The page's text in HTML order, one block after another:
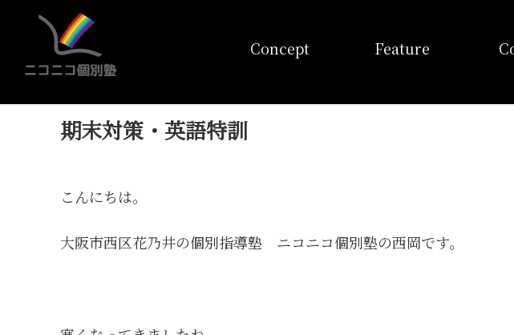
Concept
Feature
期末対策・英語特訓
こんにちは。
大阪市西区花乃井の個別指導塾 ニコニコ個別塾の西岡です。